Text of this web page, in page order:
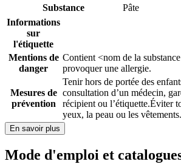
Substance
Pâte
Informations
sur
l'étiquette
Mentions de
danger
Contient <nom de la
provoquer une allergie.
Mesures de
prévention
Tenir hors de portée des
consultation d’un médecin,
récipient ou l’étiquette.Éviter
yeux, la peau ou les vêtements.
En savoir plus
Mode d'emploi et